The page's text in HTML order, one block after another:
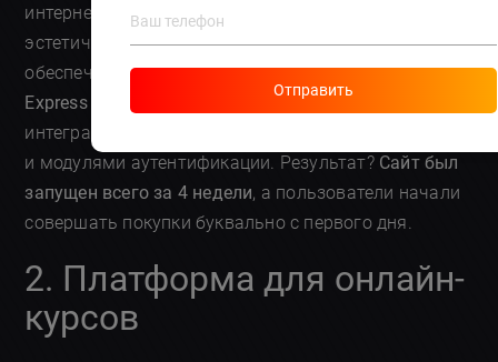
интернет-магазин, который должен был
эстетически привлекать пользователей и
обеспечивать простоту навигации. Мы выбрали
Express JS
благодаря его возможностям
интеграции с различными платежными системами
и модулями аутентификации. Результат? Сайт был
запущен всего за 4 недели, а пользователи начали
совершать покупки буквально с первого дня.
2. Платформа для онлайн-
курсов
Отправить